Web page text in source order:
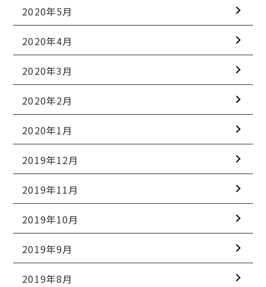
2020年5月
2020年4月
2020年3月
2020年2月
2020年1月
2019年12月
2019年11月
2019年10月
2019年9月
2019年8月